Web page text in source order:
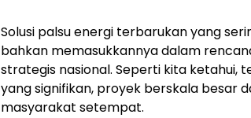
Solusi palsu energi terbarukan yang
bahkan memasukkannya dalam
strategis nasional. Seperti kita ketahui,
yang signifikan, proyek berskala besar
masyarakat setempat.